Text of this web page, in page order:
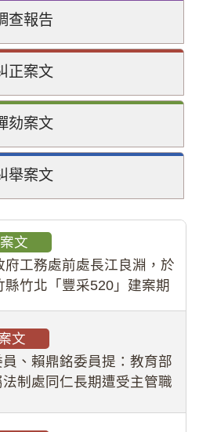
查報告
正案文
劾案文
舉案文
文
府工務處前處長江良淵，於
縣竹北「豐采520」建案期
餘元，並長期收受建商餽
公共安全，圖利默許建商
間
文
、賴鼎銘委員提：教育部
制處同仁長期遭受主管職